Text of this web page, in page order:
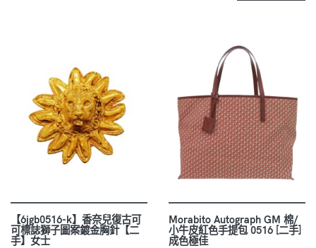
【6jgb0516-k】香奈兒復古可
可標誌獅子圖案鍍金胸針【二
手】女士
Morabito Autograph GM 棉/
小牛皮紅色手提包 0516 [二手]
成色極佳